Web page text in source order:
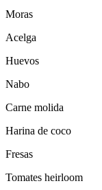
Moras
Acelga
Huevos
Nabo
Carne molida
Harina de coco
Fresas
Tomates heirloom